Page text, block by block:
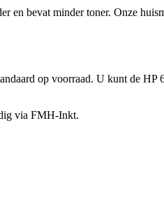
en bevat minder toner. Onze
op voorraad. U kunt de
via FMH-Inkt.